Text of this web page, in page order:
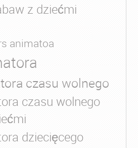
z dziećmi
animatoa
czasu wolnego
czasu wolnego
dziecięcego